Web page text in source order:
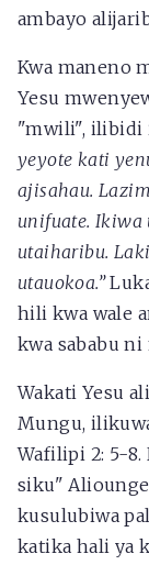
ambayo
Kwa maneno
Yesu
"mwili", ilibidi
yeyote kati
ajisahau.
unifuate. Ikiwa
utaiharibu.
utauokoa.”
hili kwa wale
kwa sababu ni
Wakati Yesu
Mungu,
Wafilipi 2: 5-
siku"
kusulubiwa
katika hali ya